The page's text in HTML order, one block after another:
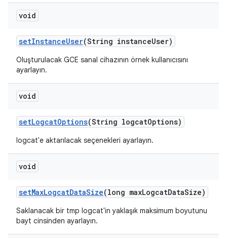
void
setInstanceUser(String instanceUser)
Oluşturulacak GCE sanal cihazının örnek kullanıcısını
ayarlayın.
void
setLogcatOptions(String logcatOptions)
logcat'e aktarılacak seçenekleri ayarlayın.
void
setMaxLogcatDataSize(long maxLogcatDataSize)
Saklanacak bir tmp logcat'in yaklaşık maksimum boyutunu
bayt cinsinden ayarlayın.